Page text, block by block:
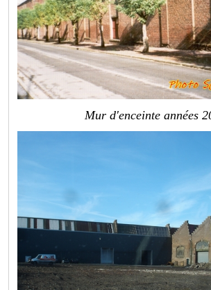
Mur d'enceinte années